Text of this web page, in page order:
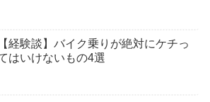
【経験談】バイク乗りが絶対にケチっ
はいけないもの4選